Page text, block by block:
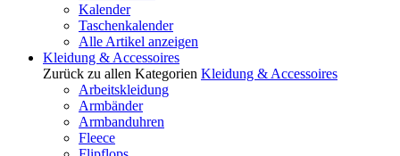
Kalender
Taschenkalender
Alle Artikel anzeigen
Kleidung & Accessoires
Zurück zu allen Kategorien Kleidung & Accessoires
Arbeitskleidung
Armbänder
Armbanduhren
Fleece